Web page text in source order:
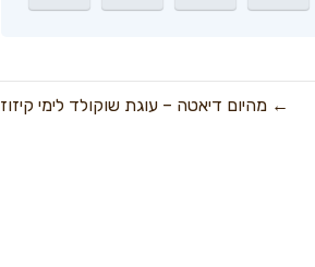
← מהיום דיאטה – עוגת שוקולד לימי קיזוז